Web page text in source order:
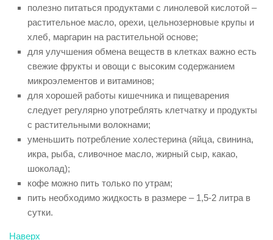
полезно питаться продуктами с линолевой кислотой –
растительное масло, орехи, цельнозерновые крупы и
хлеб, маргарин на растительной основе;
для улучшения обмена веществ в клетках важно есть
свежие фрукты и овощи с высоким содержанием
микроэлементов и витаминов;
для хорошей работы кишечника и пищеварения
следует регулярно употреблять клетчатку и продукты
с растительными волокнами;
уменьшить потребление холестерина (яйца, свинина,
икра, рыба, сливочное масло, жирный сыр, какао,
шоколад);
кофе можно пить только по утрам;
пить необходимо жидкость в размере – 1,5-2 литра в
сутки.
Наверх